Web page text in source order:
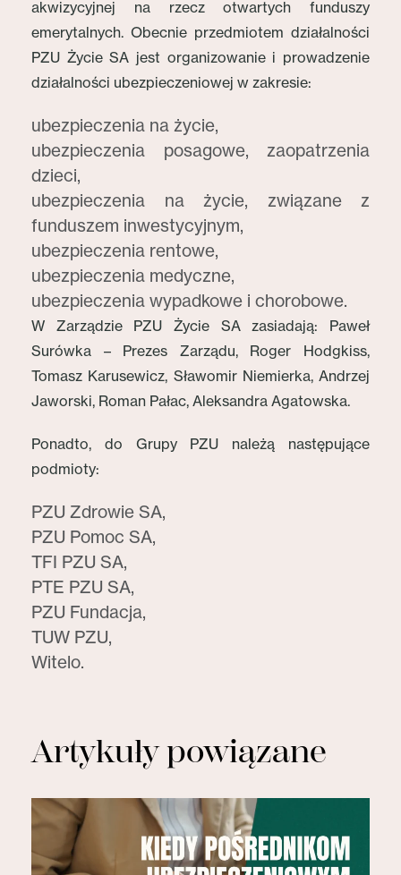
akwizycyjnej na rzecz otwartych funduszy
emerytalnych. Obecnie przedmiotem działalności
PZU Życie SA jest organizowanie i prowadzenie
działalności ubezpieczeniowej w zakresie:
ubezpieczenia na życie,
ubezpieczenia posagowe, zaopatrzenia
dzieci,
ubezpieczenia na życie, związane z
funduszem inwestycyjnym,
ubezpieczenia rentowe,
ubezpieczenia medyczne,
ubezpieczenia wypadkowe i chorobowe.
W Zarządzie PZU Życie SA zasiadają: Paweł
Surówka – Prezes Zarządu, Roger Hodgkiss,
Tomasz Karusewicz, Sławomir Niemierka, Andrzej
Jaworski, Roman Pałac, Aleksandra Agatowska.
Ponadto, do Grupy PZU należą następujące
podmioty:
PZU Zdrowie SA,
PZU Pomoc SA,
TFI PZU SA,
PTE PZU SA,
PZU Fundacja,
TUW PZU,
Witelo.
Artykuły powiązane